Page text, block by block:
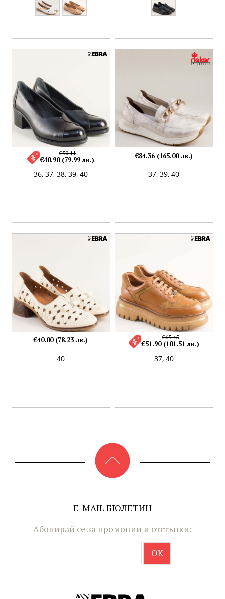
36,37,38,39,40
€50.11
€40.90 (79.99 лв.)
37,39,40
€84.36 (165.00 лв.)
40
€40.00 (78.23 лв.)
37, 40
€65.45
€51.90 (101.51 лв.)
E-MAIL БЮЛЕТИН
Абонирай се за промоции и отстъпки: